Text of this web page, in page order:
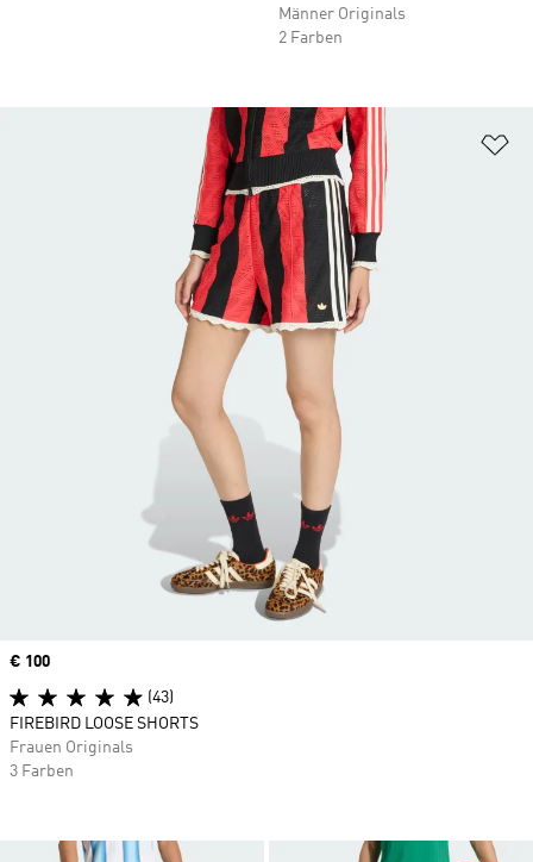
Männer Originals
2 Farben
Price
€ 100
(43)
FIREBIRD LOOSE SHORTS
Frauen Originals
3 Farben